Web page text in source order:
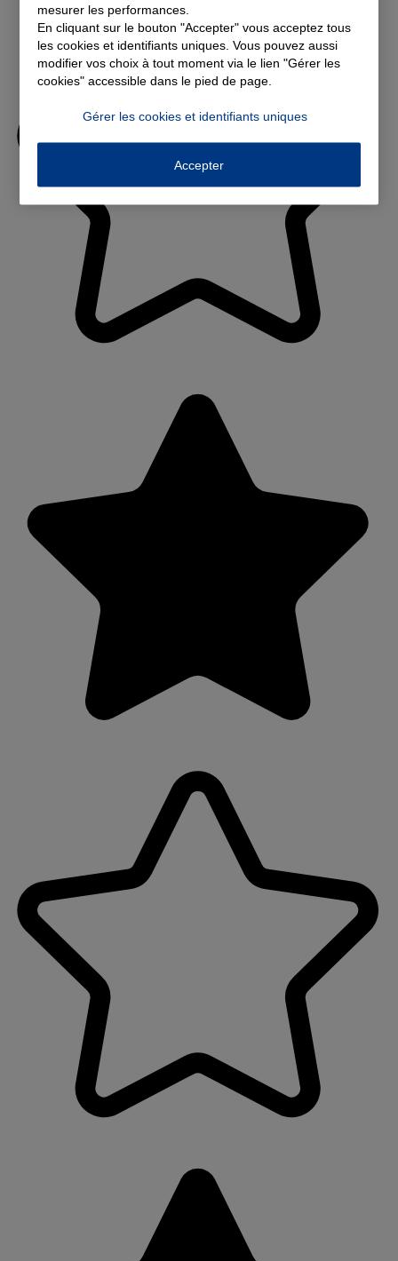
mesurer les performances.
En cliquant sur le bouton "Accepter" vous acceptez tous
les cookies et identifiants uniques. Vous pouvez aussi
modifier vos choix à tout moment via le lien "Gérer les
cookies" accessible dans le pied de page.
Gérer les cookies et identifiants uniques
Accepter